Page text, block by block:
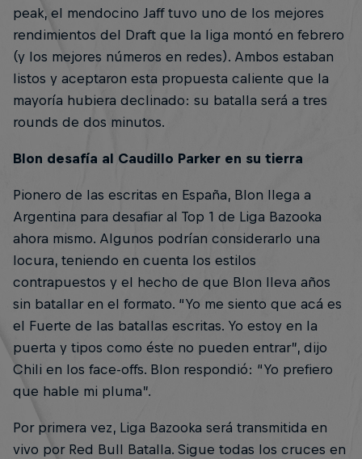
peak, el mendocino Jaff tuvo uno de los mejores
rendimientos del Draft que la liga montó en febrero
(y los mejores números en redes). Ambos estaban
listos y aceptaron esta propuesta caliente que la
mayoría hubiera declinado: su batalla será a tres
rounds de dos minutos.
Blon desafía al Caudillo Parker en su tierra
Pionero de las escritas en España, Blon llega a
Argentina para desafiar al Top 1 de Liga Bazooka
ahora mismo. Algunos podrían considerarlo una
locura, teniendo en cuenta los estilos
contrapuestos y el hecho de que Blon lleva años
sin batallar en el formato. “Yo me siento que acá es
el Fuerte de las batallas escritas. Yo estoy en la
puerta y tipos como éste no pueden entrar”, dijo
Chili en los face-offs. Blon respondió: “Yo prefiero
que hable mi pluma”.
Por primera vez, Liga Bazooka será transmitida en
vivo por Red Bull Batalla. Sigue todas los cruces en